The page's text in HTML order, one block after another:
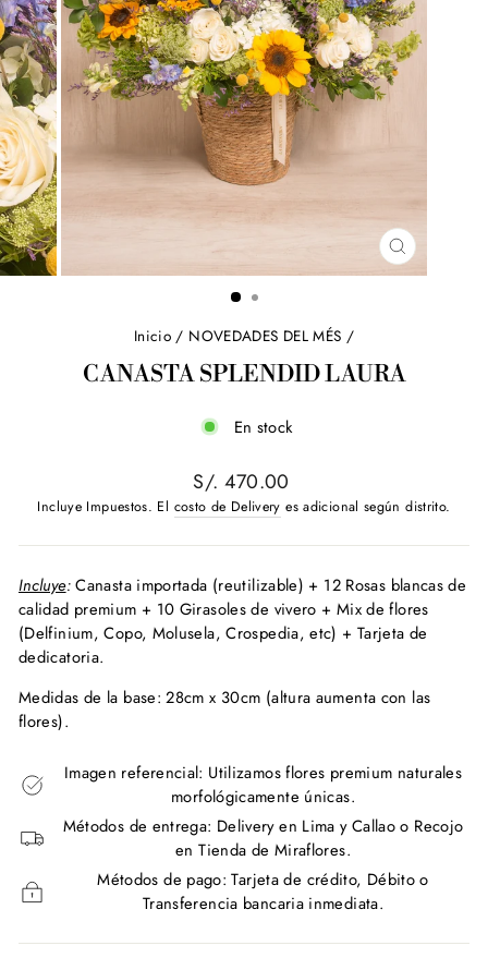
CERRAR
(ESC)
Inicio / NOVEDADES DEL MÉS /
CANASTA SPLENDID LAURA
En stock
Precio
habitual
S/. 470.00
Incluye Impuestos. El costo de Delivery es adicional según distrito.
Incluye:Canasta importada (reutilizable) + 12 Rosas blancas de
calidad premium + 10 Girasoles de vivero + Mix de flores
(Delfinium, Copo, Molusela, Crospedia, etc) + Tarjeta de
dedicatoria.
Medidas de la base: 28cm x 30cm (altura aumenta con las
flores).
Imagen referencial: Utilizamos flores premium naturales
morfológicamente únicas.
Métodos de entrega: Delivery en Lima y Callao o Recojo
en Tienda de Miraflores.
Métodos de pago: Tarjeta de crédito, Débito o
Transferencia bancaria inmediata.